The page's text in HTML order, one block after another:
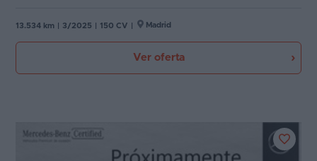
13.534 km 3/2025 150 CV Madrid
Ver oferta